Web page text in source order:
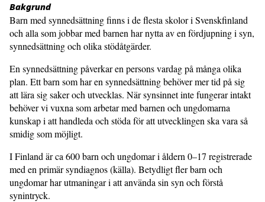
Bakgrund
Barn med synnedsättning finns i de flesta skolor i Svenskfinland
och alla som jobbar med barnen har nytta av en fördjupning i syn,
synnedsättning och olika stödåtgärder.
En synnedsättning påverkar en persons vardag på många olika
plan. Ett barn som har en synnedsättning behöver mer tid på sig
att lära sig saker och utvecklas. När synsinnet inte fungerar intakt
behöver vi vuxna som arbetar med barnen och ungdomarna
kunskap i att handleda och stöda för att utvecklingen ska vara så
smidig som möjligt.
I Finland är ca 600 barn och ungdomar i åldern 0–17 registrerade
med en primär syndiagnos (källa). Betydligt fler barn och
ungdomar har utmaningar i att använda sin syn och förstå
synintryck.